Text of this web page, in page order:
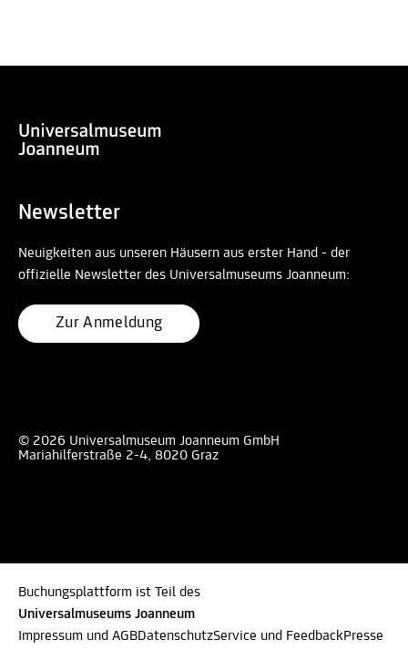
Newsletter
Neuigkeiten aus unseren Häusern aus erster Hand - der
offizielle Newsletter des Universalmuseums Joanneum:
Zur Anmeldung
© 2026 Universalmuseum Joanneum GmbH
Mariahilferstraße 2-4, 8020 Graz
Buchungsplattform ist Teil des
Universalmuseums Joanneum
Impressum und AGBDatenschutzService und FeedbackPresse